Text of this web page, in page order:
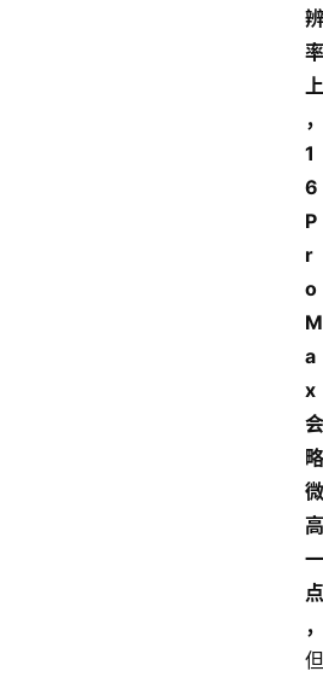
辨
率
上
，
1
6
P
r
o
M
a
x
会
略
微
高
一
点
，
但